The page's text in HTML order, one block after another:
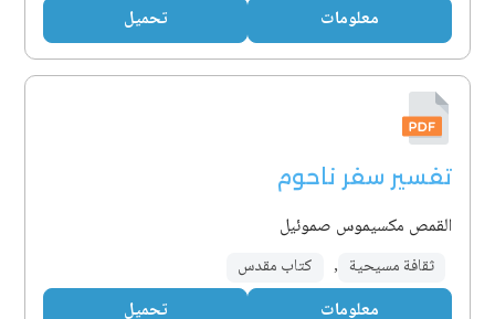
معلومات تحميل
تفسير سفر ناحوم
القمص مكسيموس صموئيل
ثقافة مسيحية , كتاب مقدس
معلومات تحميل